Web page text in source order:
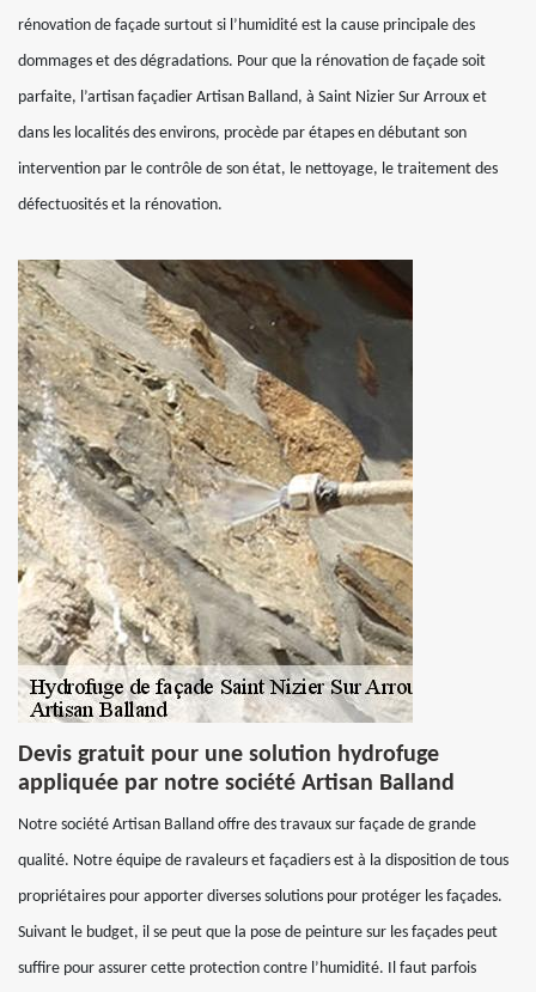
rénovation de façade surtout si l’humidité est la cause principale des
dommages et des dégradations. Pour que la rénovation de façade soit
parfaite, l’artisan façadier Artisan Balland, à Saint Nizier Sur Arroux et
dans les localités des environs, procède par étapes en débutant son
intervention par le contrôle de son état, le nettoyage, le traitement des
défectuosités et la rénovation.
Devis gratuit pour une solution hydrofuge
appliquée par notre société Artisan Balland
Notre société Artisan Balland offre des travaux sur façade de grande
qualité. Notre équipe de ravaleurs et façadiers est à la disposition de tous
propriétaires pour apporter diverses solutions pour protéger les façades.
Suivant le budget, il se peut que la pose de peinture sur les façades peut
suffire pour assurer cette protection contre l’humidité. Il faut parfois